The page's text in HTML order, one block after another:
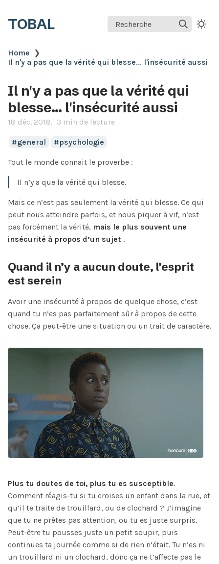
TOBAL Recherche
Home ❯
Il n'y a pas que la vérité qui blesse... l'insécurité aussi
Il n'y a pas que la vérité qui
blesse... l'insécurité aussi
18 déc. 2018 3 min de lecture
general psychologie
Tout le monde connait le proverbe :
Il n’y a que la vérité qui blesse.
Mais ce n’est pas seulement la vérité qui blesse. Ce qui
peut nous atteindre parfois, et nous piquer à vif, n’est
pas forcément la vérité, mais le plus souvent une
insécurité à propos d’un sujet .
Quand il n’y a aucun doute, l’esprit
est serein
Avoir une insécurité à propos de quelque chose, c’est
quand tu n’es pas parfaitement sûr à propos de cette
chose. Ça peut-être une situation ou un trait de caractère.
Plus tu doutes de toi, plus tu es susceptible.
Comment réagis-tu si tu croises un enfant dans la rue, et
qu’il te traite de trouillard, ou de clochard ? J’imagine
que tu ne prêtes pas attention, ou tu es juste surpris.
Peut-être tu pousses juste un petit soupir, puis
continues ta journée comme si de rien n’était. Tu n’es ni
un trouillard ni un clochard, donc ça ne t’affecte pas le